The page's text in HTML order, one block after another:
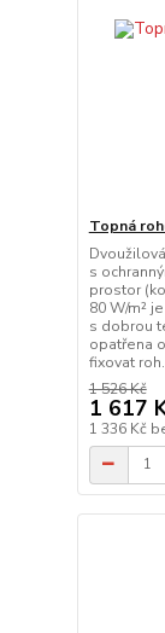
Topná
s
prostor
80 W/m²
s dobrou
opatřena
fixovat
1 526 Kč
1 617
1 336 Kč